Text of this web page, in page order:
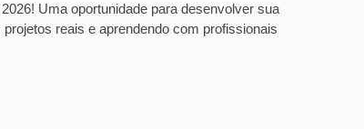
Uma oportunidade para desenvolver sua
reais e aprendendo com profissionais